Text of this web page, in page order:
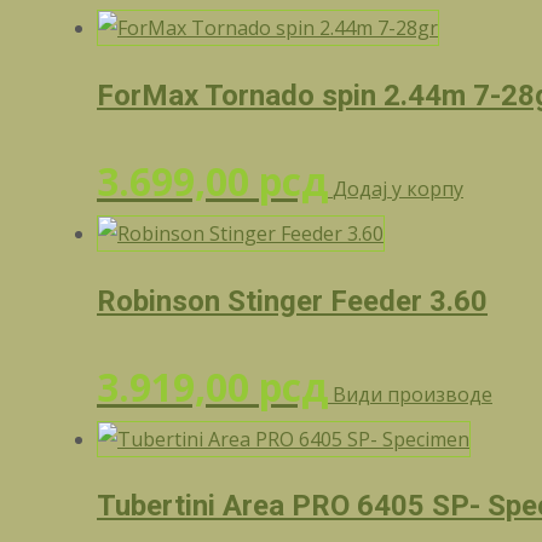
ForMax Tornado spin 2.44m 7-
3.699,00 рсд Додај у корпу
Robinson Stinger Feeder 3.60
3.919,00 рсд Види производе
Tubertini Area PRO 6405 SP-